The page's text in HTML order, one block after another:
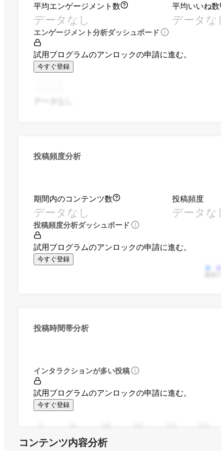
平均エンゲージメント数
データなし
平均いいね数
データな
エンゲージメント分析ダッシュボード
試用プログラムのアンロックの申請に進む。
今すぐ登録
投稿頻度分析
期間内のコンテンツ数
データなし
投稿頻度
データな
投稿頻度分析ダッシュボード
試用プログラムのアンロックの申請に進む。
今すぐ登録
投稿時間帯分析
インタラクションが多い投稿
試用プログラムのアンロックの申請に進む。
今すぐ登録
コンテンツ内容分析